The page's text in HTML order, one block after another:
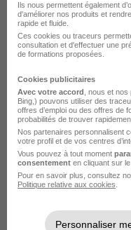
Emploi Facteur
Emploi Préfet
L'emploi par
Emploi Agent
Emploi
Emploi Chargé de
Ils nous permettent également
d'améliorer nos produits et
rapide et fluide.
Ces cookies ou traceurs
consultation et d'effectuer une
de formations proposées.
Cookies publicitaires
Avec votre accord , nous et
Bing,) pouvons utiliser des
offres d’emploi ou des offres de
probabilités de trouver
Nos partenaires personnalisent
votre profil et de vos centres
Vous pouvez à tout moment
consentement en cliquant sur
Pour en savoir plus, consultez
Politique relative aux cookies
Personnaliser